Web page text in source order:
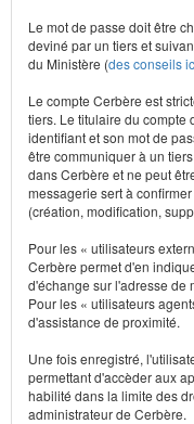
Le mot de passe doit être
deviné par un tiers et
du Ministère (des conseils
Le compte Cerbère est
tiers. Le titulaire du compte
identifiant et son mot de
être communiquer à un
dans Cerbère et ne peut
messagerie sert à
(création, modification,
Pour les « utilisateurs
Cerbère permet d'en
d'échange sur l'adresse de
Pour les « utilisateurs
d'assistance de proximité.
Une fois enregistré,
permettant d'accèder aux
habilité dans la limite des
administrateur de Cerbère.